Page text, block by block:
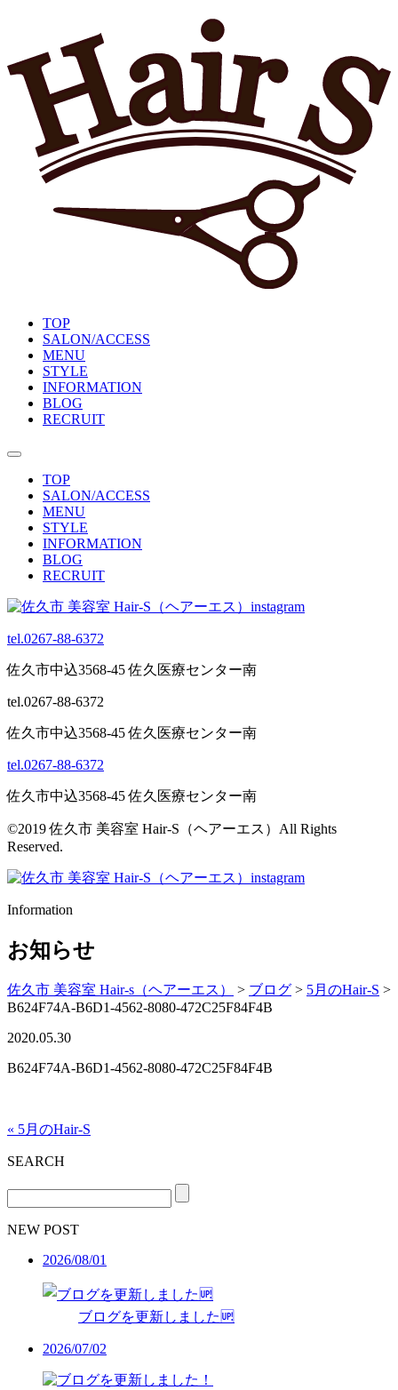
TOP
SALON/ACCESS
MENU
STYLE
INFORMATION
BLOG
RECRUIT
TOP
SALON/ACCESS
MENU
STYLE
INFORMATION
BLOG
RECRUIT
tel.0267-88-6372
佐久市中込3568-45 佐久医療センター南
tel.0267-88-6372
佐久市中込3568-45 佐久医療センター南
tel.0267-88-6372
佐久市中込3568-45 佐久医療センター南
©2019 佐久市 美容室 Hair-S（ヘアーエス）All Rights
Reserved.
Information
お知らせ
佐久市 美容室 Hair-s（ヘアーエス） > ブログ > 5月のHair-S >
B624F74A-B6D1-4562-8080-472C25F84F4B
2020.05.30
B624F74A-B6D1-4562-8080-472C25F84F4B
« 5月のHair-S
SEARCH
NEW POST
2026/08/01
ブログを更新しました🆙
2026/07/02